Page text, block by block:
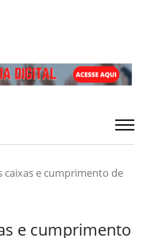
caixas e cumprimento de
e cumprimento